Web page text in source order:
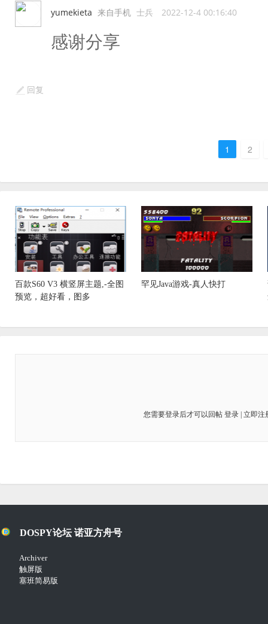
yumekieta 来自手机 士兵 2022-12-4 00:16:40
感谢分享
回复
1 2
百款S60 V3 横竖屏主题,-全图
预览，超好看，图多
罕见Java游戏-真人快打
您需要登录后才可以回帖 登录| 立即注
DOSPY论坛 诺亚方舟号
Archiver
触屏版
塞班简易版